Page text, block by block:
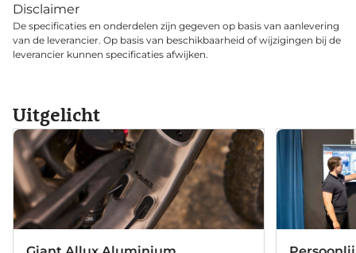
Disclaimer
De specificaties en onderdelen zijn gegeven op basis van aanlevering
van de leverancier. Op basis van beschikbaarheid of wijzigingen bij de
leverancier kunnen specificaties afwijken.
Uitgelicht